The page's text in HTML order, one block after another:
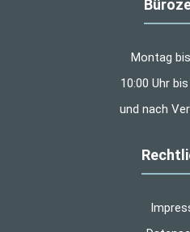
Montag
10:00 Uhr
und nach